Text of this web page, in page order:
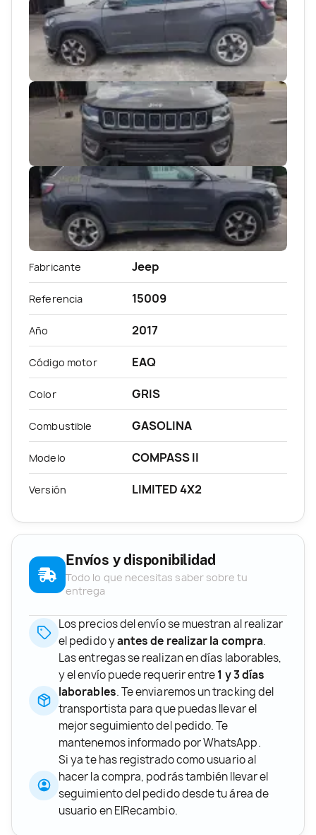
Fabricante Jeep
Referencia 15009
Año 2017
Código motor EAQ
Color GRIS
Combustible GASOLINA
Modelo COMPASS II
Versión LIMITED 4X2
Envíos y disponibilidad
Todo lo que necesitas saber sobre tu
entrega
Los precios del envío se muestran al realizar
el pedido yantes de realizar la compra.
Las entregas se realizan en días laborables,
y el envío puede requerir entre1 y 3 días
laborables. Te enviaremos un tracking del
transportista para que puedas llevar el
mejor seguimiento del pedido. Te
mantenemos informado por WhatsApp.
Si ya te has registrado como usuario al
hacer la compra, podrás también llevar el
seguimiento del pedido desde tu área de
usuario en ElRecambio.